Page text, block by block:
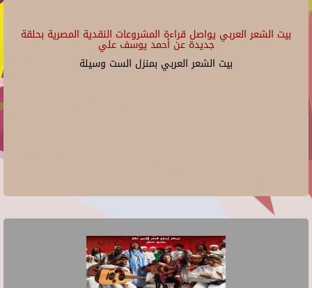
بيت الشعر العربي يواصل قراءة المشروعات النقدية المصرية بحلقة
جديدة عن أحمد يوسف علي
بيت الشعر العربي بمنزل الست وسيلة